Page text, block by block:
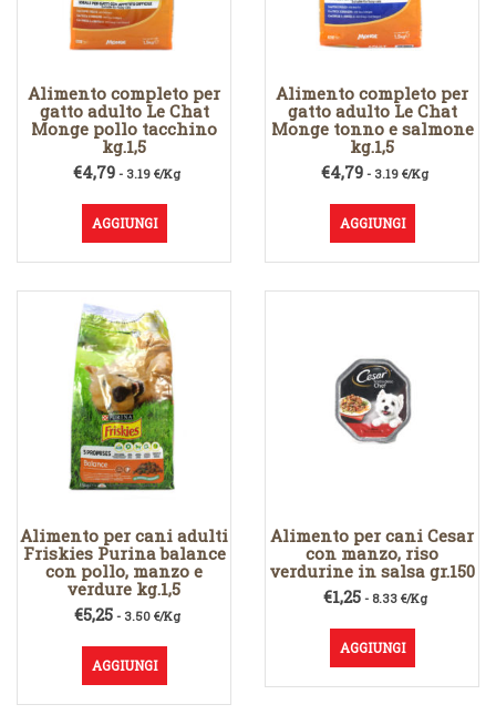
Alimento completo per
gatto adulto Le Chat
Monge pollo tacchino
kg.1,5
€4,79 - 3.19 €/Kg
AGGIUNGI
Alimento completo per
gatto adulto Le Chat
Monge tonno e salmone
kg.1,5
€4,79 - 3.19 €/Kg
AGGIUNGI
Alimento per cani adulti
Friskies Purina balance
con pollo, manzo e
verdure kg.1,5
€5,25- 3.50 €/Kg
AGGIUNGI
Alimento per cani Cesar
con manzo, riso
verdurine in salsa gr.150
€1,25- 8.33 €/Kg
AGGIUNGI